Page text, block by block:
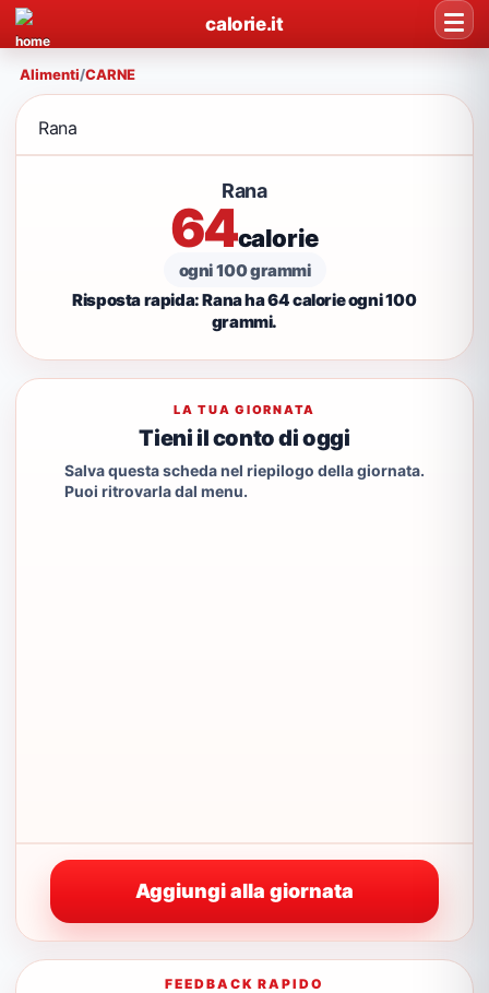
calorie.it
Alimenti/CARNE
Rana
Rana
64calorie
ogni 100 grammi
Risposta rapida: Rana ha 64 calorie ogni 100
grammi.
LA TUA GIORNATA
Tieni il conto di oggi
Salva questa scheda nel riepilogo della giornata.
Puoi ritrovarla dal menu.
Aggiungi alla giornata
FEEDBACK RAPIDO